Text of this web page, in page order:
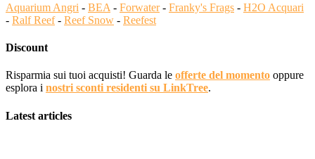
Aquarium Angri - BEA - Forwater- Franky's Frags - H2O Acquari
- Ralf Reef- Reef Snow - Reefest
Discount
Risparmia sui tuoi acquisti! Guarda le offerte del momento oppure
esplora i nostri sconti residenti su LinkTree.
Latest articles